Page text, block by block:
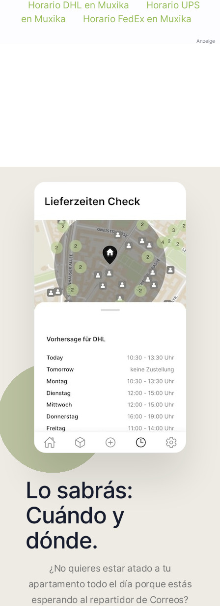
Horario DHL en Muxika
Horario UPS
en Muxika
Horario FedEx en Muxika
Anzeige
Lo sabrás:
Cuándo y
dónde.
¿No quieres estar atado a tu
apartamento todo el día porque estás
esperando al repartidor de Correos?